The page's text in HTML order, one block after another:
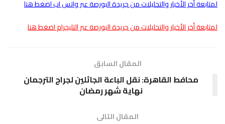
لمتابعة أخر الأخبار والتحليلات من جريدة البورصة عبر واتس اب اضغط هنا
لمتابعة أخر الأخبار والتحليلات من جريدة البورصة عبر التليجرام اضغط هنا
المقال السابق
محافط القاهرة: نقل الباعة الجائلين لجراج الترجمان
نهاية شهر رمضان
المقال التالى